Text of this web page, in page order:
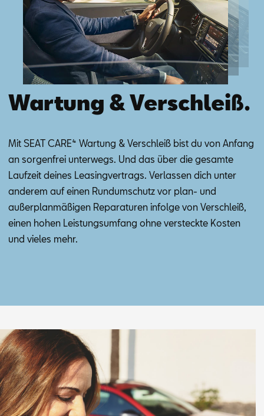
Wartung & Verschleiß.
Mit SEAT CA­RE⁴ War­tung & Ver­schleiß bist du von An­fang
an sor­gen­frei un­ter­wegs. Und das über die ge­sam­te
Lauf­zeit dei­nes Lea­sing­ver­trags. Ver­las­sen dich un­ter
an­de­rem auf ei­nen Rund­um­schutz vor plan- und
au­ßer­plan­mä­ßi­gen Re­pa­ra­tu­ren in­fol­ge von Ver­schleiß,
ei­nen ho­hen Leis­tungs­um­fang ohne ver­steck­te Kos­ten
und vie­les mehr.